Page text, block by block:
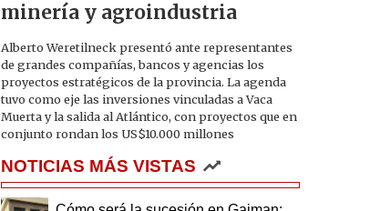
minería y agroindustria
Alberto Weretilneck presentó ante representantes
de grandes compañías, bancos y agencias los
proyectos estratégicos de la provincia. La agenda
tuvo como eje las inversiones vinculadas a Vaca
Muerta y la salida al Atlántico, con proyectos que en
conjunto rondan los US$10.000 millones
NOTICIAS MÁS VISTAS